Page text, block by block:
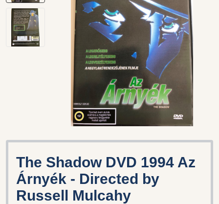
The Shadow DVD 1994 Az
Árnyék - Directed by
Russell Mulcahy